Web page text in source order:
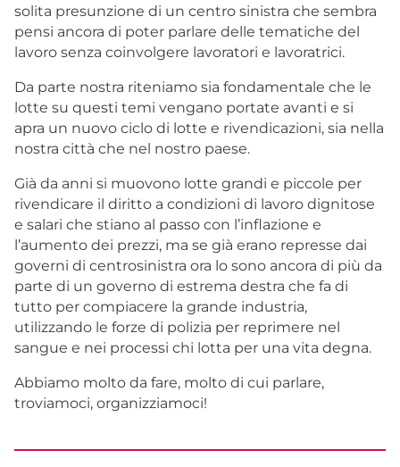
solita presunzione di un centro sinistra che sembra
pensi ancora di poter parlare delle tematiche del
lavoro senza coinvolgere lavoratori e lavoratrici.
Da parte nostra riteniamo sia fondamentale che le
lotte su questi temi vengano portate avanti e si
apra un nuovo ciclo di lotte e rivendicazioni, sia nella
nostra città che nel nostro paese.
Già da anni si muovono lotte grandi e piccole per
rivendicare il diritto a condizioni di lavoro dignitose
e salari che stiano al passo con l’inflazione e
l’aumento dei prezzi, ma se già erano represse dai
governi di centrosinistra ora lo sono ancora di più da
parte di un governo di estrema destra che fa di
tutto per compiacere la grande industria,
utilizzando le forze di polizia per reprimere nel
sangue e nei processi chi lotta per una vita degna.
Abbiamo molto da fare, molto di cui parlare,
troviamoci, organizziamoci!